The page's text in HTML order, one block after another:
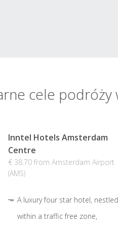
cele podróży
Inntel Hotels Amsterdam
Centre
€ 38.70 from Amsterdam Airport
(AMS)
A luxury four star hotel, nestled
within a traffic free zone,